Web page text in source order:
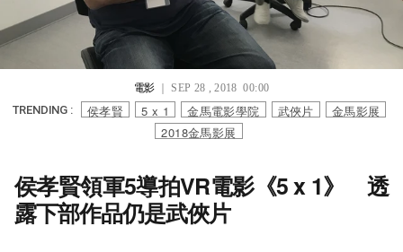
電影｜ SEP 28 , 2018 00:00
TRENDING : 侯孝賢 5 x 1 金馬電影學院 武俠片
金馬影展
2018金馬影展
侯孝賢領軍5導拍VR電影《5 x 1》 透
露下部作品仍是武俠片